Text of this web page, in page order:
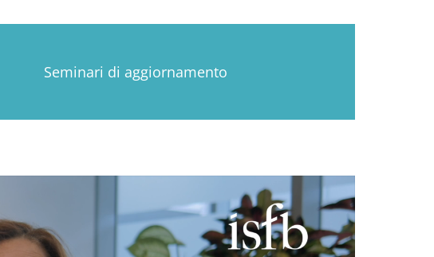
Seminari di aggiornamento